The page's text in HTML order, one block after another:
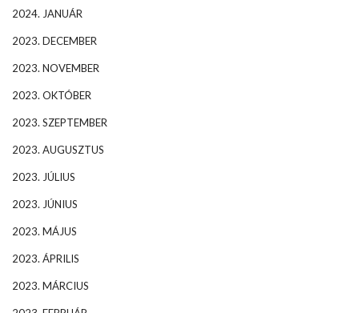
2024. JANUÁR
2023. DECEMBER
2023. NOVEMBER
2023. OKTÓBER
2023. SZEPTEMBER
2023. AUGUSZTUS
2023. JÚLIUS
2023. JÚNIUS
2023. MÁJUS
2023. ÁPRILIS
2023. MÁRCIUS